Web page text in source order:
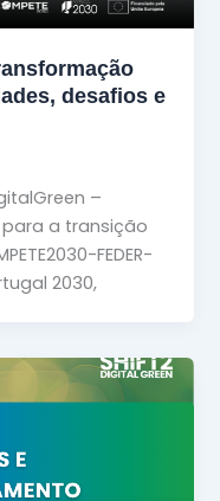
desafios e
–
a transição
FEDER-
2030,